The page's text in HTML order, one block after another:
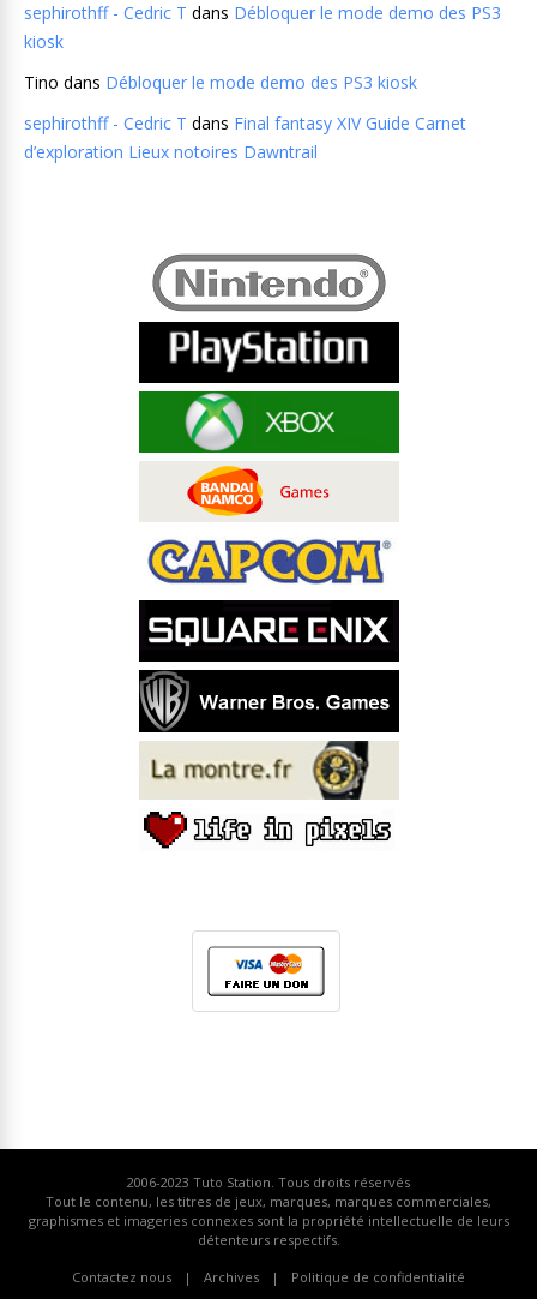
sephirothff - Cedric T dans Débloquer le mode demo des PS3
kiosk
Tino dans Débloquer le mode demo des PS3 kiosk
sephirothff - Cedric T dans Final fantasy XIV Guide Carnet
d’exploration Lieux notoires Dawntrail
2006-2023 Tuto Station. Tous droits réservés
Tout le contenu, les titres de jeux, marques, marques commerciales,
graphismes et imageries connexes sont la propriété intellectuelle de leurs
détenteurs respectifs.
Contactez nous Archives Politique de confidentialité